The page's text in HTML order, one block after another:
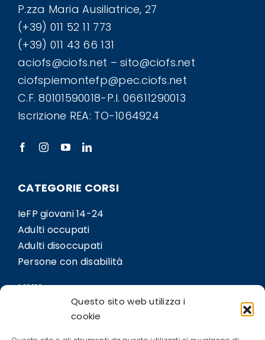
Questo sito web utilizza i
cookie
P.zza Maria Ausiliatrice, 27
(+39) 011 52 11 773
(+39) 011 43 66 131
aciofs@ciofs.net – sito@ciofs.net
ciofspiemontefp@pec.ciofs.net
C.F. 80101590018-P.I. 06611290013
Iscrizione REA: TO-1064924
CATEGORIE CORSI
IeFP giovani 14-24
Adulti occupati
Adulti disoccupati
Persone con disabilità
LINK